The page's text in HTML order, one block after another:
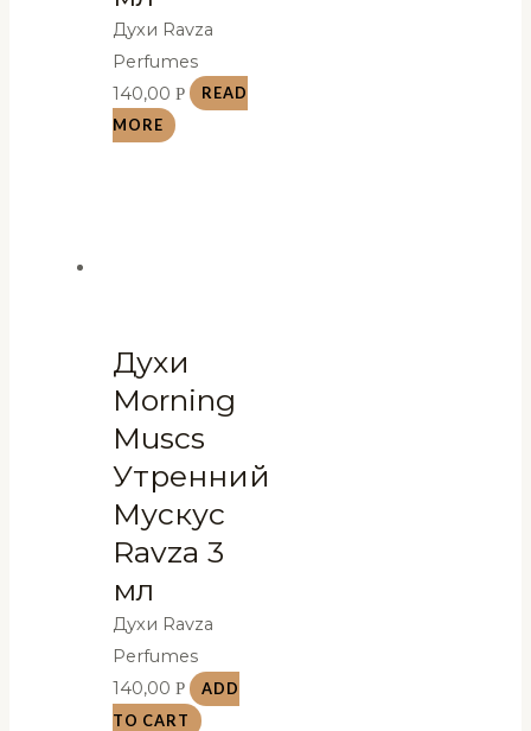
Духи Ravza
Perfumes
140,00Р
READ
MORE
Духи
Morning
Muscs
Утренний
Мускус
Ravza 3
мл
Духи Ravza
Perfumes
140,00Р
ADD
TO CART